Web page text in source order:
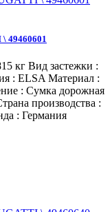
49460601
кг Вид застежки :
: ELSA Материал :
: Сумка дорожная
производства :
: Германия